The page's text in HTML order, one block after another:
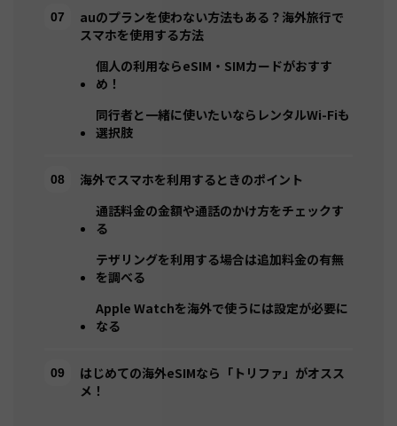
auのプランを使わない方法もある？海外旅行で
スマホを使用する方法
個人の利用ならeSIM・SIMカードがおすす
め！
同行者と一緒に使いたいならレンタルWi-Fiも
選択肢
海外でスマホを利用するときのポイント
通話料金の金額や通話のかけ方をチェックす
る
テザリングを利用する場合は追加料金の有無
を調べる
Apple Watchを海外で使うには設定が必要に
なる
はじめての海外eSIMなら「トリファ」がオスス
メ！